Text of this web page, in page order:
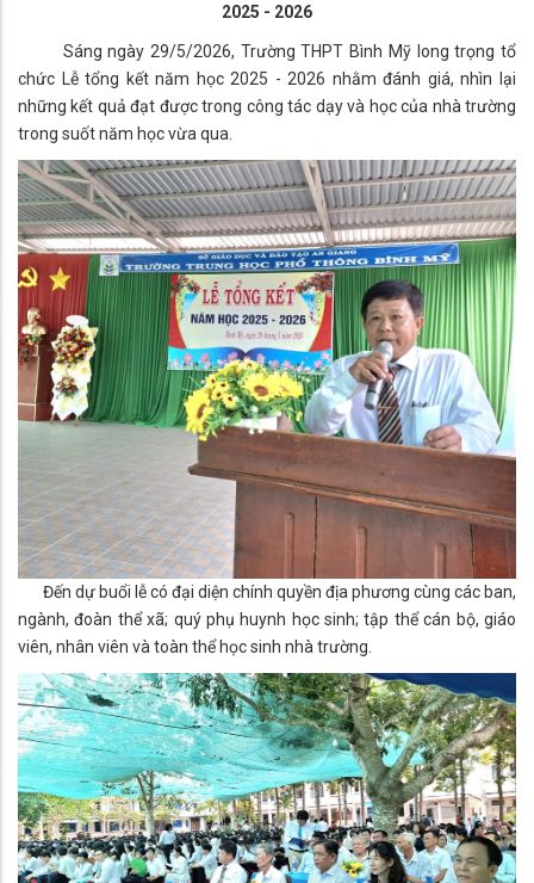
2025 - 2026
Sáng ngày 29/5/2026, Trường THPT Bình Mỹ long trọng tổ
chức Lễ tổng kết năm học 2025 - 2026 nhằm đánh giá, nhìn lại
những kết quả đạt được trong công tác dạy và học của nhà trường
trong suốt năm học vừa qua.
Đến dự buổi lễ có đại diện chính quyền địa phương cùng các ban,
ngành, đoàn thể xã; quý phụ huynh học sinh; tập thể cán bộ, giáo
viên, nhân viên và toàn thể học sinh nhà trường.